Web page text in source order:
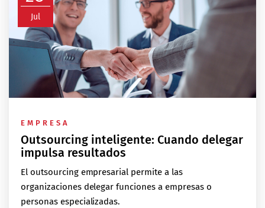
Jul
EMPRESA
Outsourcing inteligente: Cuando delegar
impulsa resultados
El outsourcing empresarial permite a las
organizaciones delegar funciones a empresas o
personas especializadas.